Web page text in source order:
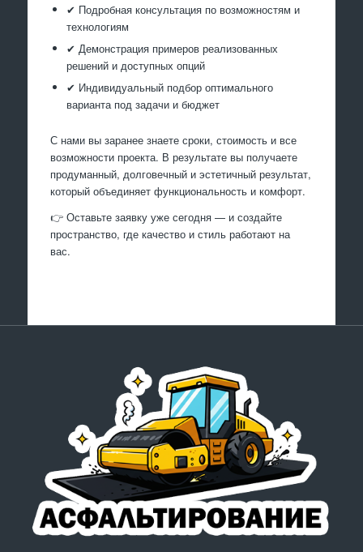
✔ Подробная консультация по возможностям и
технологиям
✔ Демонстрация примеров реализованных
решений и доступных опций
✔ Индивидуальный подбор оптимального
варианта под задачи и бюджет
С нами вы заранее знаете сроки, стоимость и все
возможности проекта. В результате вы получаете
продуманный, долговечный и эстетичный результат,
который объединяет функциональность и комфорт.
👉 Оставьте заявку уже сегодня — и создайте
пространство, где качество и стиль работают на
вас.